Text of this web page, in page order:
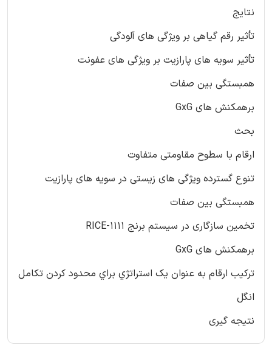
نتایج
تأثیر رقم گیاهی بر ویژگی های آلودگی
تأثیر سویه های پارازیت بر ویژگی های عفونت
همبستگی بین صفات
برهمکنش های GxG
بحث
ارقام با سطوح مقاومتی متفاوت
تنوع گسترده ویژگی های زیستی در سویه های پارازیت
همبستگی بین صفات
تخمین سازگاری در سیستم برنج RICE-1111
برهمکنش های GxG
ترکيب ارقام به عنوان يک استراتژي براي محدود کردن تکامل
انگل
نتیجه گیری